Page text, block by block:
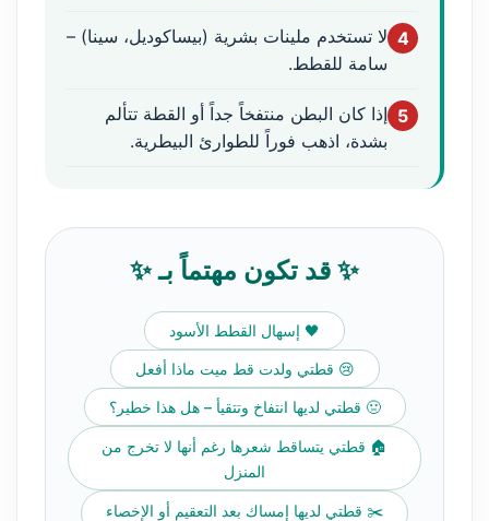
4 لا تستخدم ملينات بشرية (بيساكوديل، سينا) –
سامة للقطط.
5 إذا كان البطن منتفخاً جداً أو القطة تتألم
بشدة، اذهب فوراً للطوارئ البيطرية.
✨ قد تكون مهتماً بـ ✨
🖤 إسهال القطط الأسود
😢 قطتي ولدت قط ميت ماذا أفعل
🤢 قطتي لديها انتفاخ وتتقيأ – هل هذا خطير؟
🏠 قطتي يتساقط شعرها رغم أنها لا تخرج من
المنزل
✂️ قطتي لديها إمساك بعد التعقيم أو الإخصاء